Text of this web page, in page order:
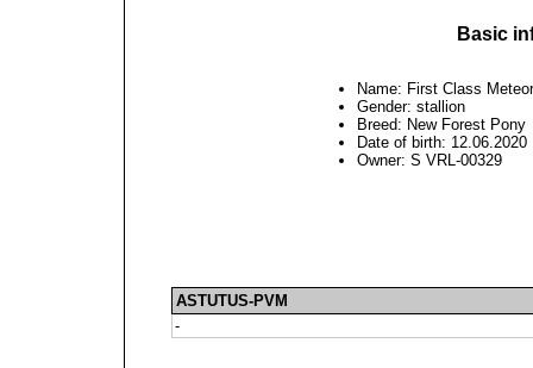
Basic
Name: First Class
Gender: stallion
Breed: New Forest Pony
Date of birth: 12.06.2020
Owner: S VRL-00329
ASTUTUS-PVM
-